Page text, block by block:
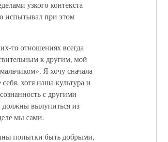
узкого контекста
испытывал при этом
то отношениях всегда
к другим, мой
Я хочу сначала
хотя наша культура и
с другими
должны вылупиться из
мы сами.
попытки быть добрыми,